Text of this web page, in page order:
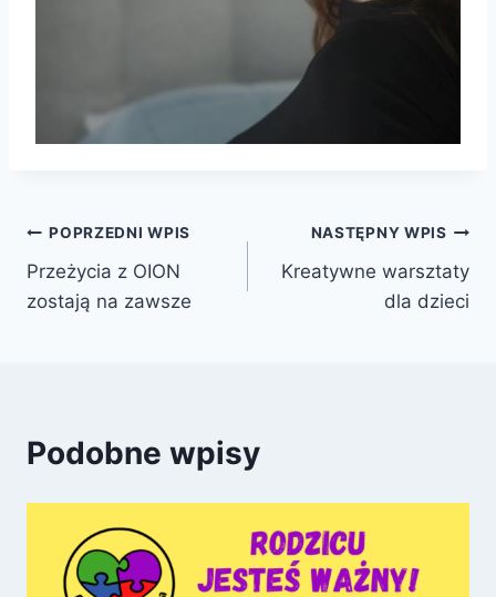
Nawigacja
wpisu
POPRZEDNI WPIS
Przeżycia z OION
zostają na zawsze
NASTĘPNY WPIS
Kreatywne warsztaty
dla dzieci
Podobne wpisy